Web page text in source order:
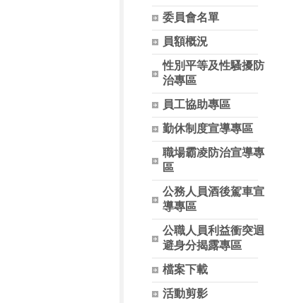
委員會名單
員額概況
性別平等及性騷擾防
治專區
員工協助專區
勤休制度宣導專區
職場霸凌防治宣導專
區
公務人員酒後駕車宣
導專區
公職人員利益衝突迴
避身分揭露專區
檔案下載
活動剪影